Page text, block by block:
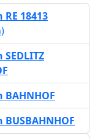
18413
BAHNHOF